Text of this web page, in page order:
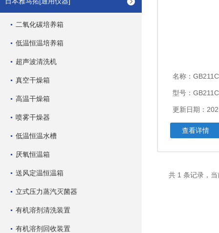
二氧化碳培养箱
低温恒温培养箱
超声波清洗机
真空干燥箱
高温干燥箱
喷雾干燥器
低温恒温水槽
厌氧恒温箱
送风定温恒温箱
立式压力蒸汽灭菌器
有机溶剂清洗装置
有机溶剂回收装置
名称： GB211C-B流动
型号：
更新日期：
查看详情
共 1 条记录，